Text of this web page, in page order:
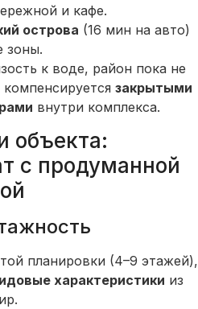
и кафе.
острова (16 мин на авто)
зоны.
к воде, район пока не
закрытыми
внутри комплекса.
объекта:
с продуманной
планировки (4–9 этажей),
характеристики из